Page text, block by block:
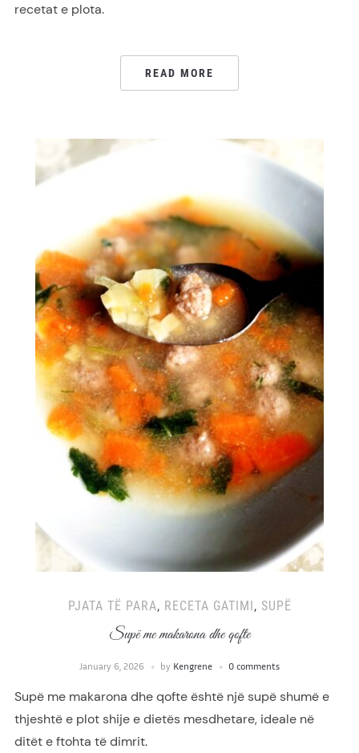
recetat e plota.
READ MORE
PJATA TË PARA, RECETA GATIMI, SUPË
Supë me makarona dhe qofte
January 6, 2026 by Kengrene 0 comments
Supë me makarona dhe qofte është një supë shumë e
thjeshtë e plot shije e dietës mesdhetare, ideale në
ditët e ftohta të dimrit.